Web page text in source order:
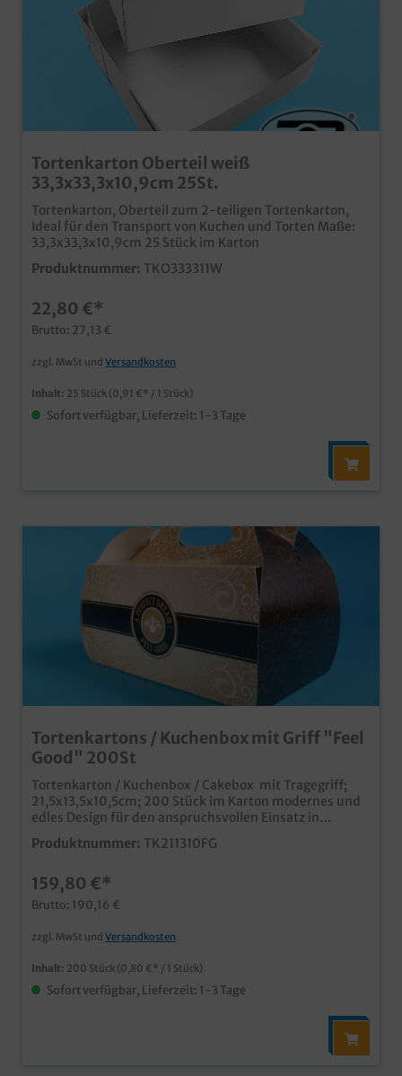
Tortenkarton Oberteil weiß
33,3x33,3x10,9cm 25St.
Tortenkarton, Oberteil zum 2-teiligen Tortenkarton,
Ideal für den Transport von Kuchen und Torten Maße:
33,3x33,3x10,9cm 25 Stück im Karton
Produktnummer: TKO333311W
22,80 €*
Brutto: 27,13 €
zzgl. MwSt und Versandkosten
Inhalt: 25 Stück (0,91 €* / 1 Stück)
Sofort verfügbar, Lieferzeit: 1-3 Tage
Tortenkartons / Kuchenbox mit Griff "Feel
Good" 200St
Tortenkarton / Kuchenbox / Cakebox mit Tragegriff;
21,5x13,5x10,5cm; 200 Stück im Karton modernes und
edles Design für den anspruchsvollen Einsatz in
Kaffeehaus, Café, Konditorei und Bäckerei praktisch
und stylisch für Kuchen, Torten, Gebäck aber auch
Germany" auch mit Ihrem Unternehmensdesign oder
Werbedruck produzierbar, unser Kundenservice freut
sich auf Ihre Anfrage
Produktnummer: TK211310FG
159,80 €*
Brutto: 190,16 €
zzgl. MwSt und Versandkosten
Inhalt: 200 Stück (0,80 €* / 1 Stück)
Sofort verfügbar, Lieferzeit: 1-3 Tage